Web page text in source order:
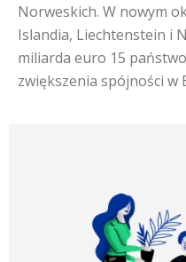
Norweskich. W nowym
Islandia, Liechtenstein i
miliarda euro 15
zwiększenia spójności w